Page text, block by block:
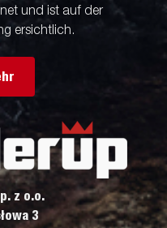
und ist auf der
ersichtlich.
z o.o.
3